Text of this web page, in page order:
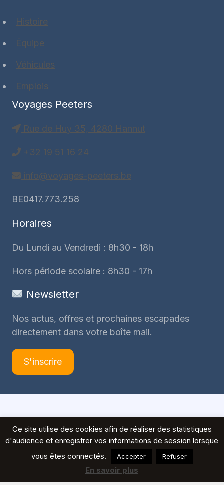
Histoire
Équipe
Véhicules
Emplois
Voyages Peeters
Rue de Huy 35, 4280 Hannut
+32 19 51 16 24
info@voyages-peeters.be
BE0417.773.258
Horaires
Du Lundi au Vendredi : 8h30 - 18h
Hors période scolaire : 8h30 - 17h
Newsletter
Nos actus, offres et prochaines escapades
directement dans votre boîte mail.
S'inscrire
Ce site utilise des cookies afin de réaliser des statistiques
d'audience et enregistrer vos informations de session lorsque
vous êtes connectés.
Accepter Refuser
En savoir plus